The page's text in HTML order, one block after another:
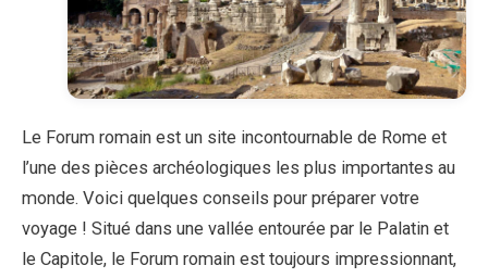
Le Forum romain est un site incontournable de Rome et
l’une des pièces archéologiques les plus importantes au
monde. Voici quelques conseils pour préparer votre
voyage ! Situé dans une vallée entourée par le Palatin et
le Capitole, le Forum romain est toujours impressionnant,